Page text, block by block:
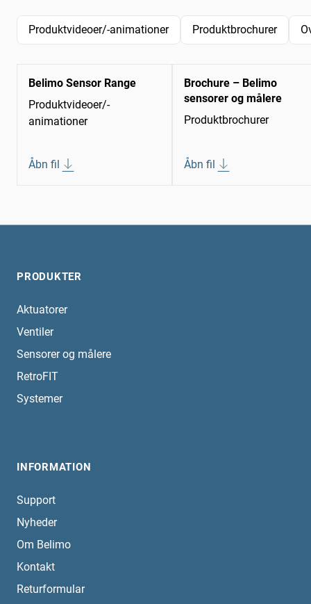
Produktvideoer/-animationer Produktbrochurer
Belimo Sensor Range
Produktvideoer/-
animationer
Åbn fil
Brochure – Belimo
sensorer og målere
Produktbrochurer
Åbn fil
PRODUKTER
Aktuatorer
Ventiler
Sensorer og målere
RetroFIT
Systemer
INFORMATION
Support
Nyheder
Om Belimo
Kontakt
Returformular